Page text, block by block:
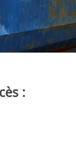
: